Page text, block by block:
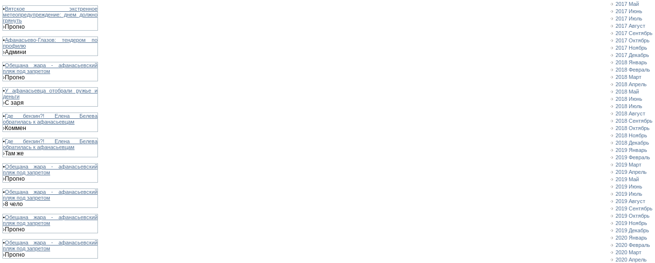
•Вятское экстренное
метеопредупреждение: днем должно
грянуть
›Прогно
•Афанасьево-Глазов: тендером по
профилю
›Админи
•Обещана жара - афанасьевский
пляж под запретом
›Прогно
•У афанасьевца отобрали ружье и
деньги
›С заря
•Где бензин?! Елена Белева
обратилась к афанасьевцам
›Коммен
•Где бензин?! Елена Белева
обратилась к афанасьевцам
›Там же
•Обещана жара - афанасьевский
пляж под запретом
›Прогно
•Обещана жара - афанасьевский
пляж под запретом
›8 чело
•Обещана жара - афанасьевский
пляж под запретом
›Прогно
•Обещана жара - афанасьевский
пляж под запретом
›Прогно
2017 Май
2017 Июнь
2017 Июль
2017 Август
2017 Сентябрь
2017 Октябрь
2017 Ноябрь
2017 Декабрь
2018 Январь
2018 Февраль
2018 Март
2018 Апрель
2018 Май
2018 Июнь
2018 Июль
2018 Август
2018 Сентябрь
2018 Октябрь
2018 Ноябрь
2018 Декабрь
2019 Январь
2019 Февраль
2019 Март
2019 Апрель
2019 Май
2019 Июнь
2019 Июль
2019 Август
2019 Сентябрь
2019 Октябрь
2019 Ноябрь
2019 Декабрь
2020 Январь
2020 Февраль
2020 Март
2020 Апрель